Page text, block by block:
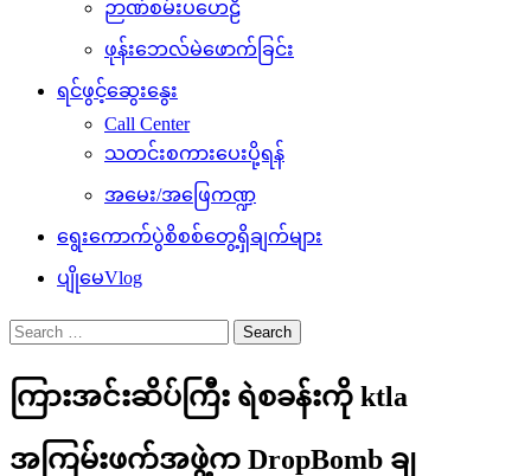
ဉာဏ်စမ်းပဟေဠိ
ဖုန်းဘေလ်မဲဖောက်ခြင်း
ရင်ဖွင့်ဆွေးနွေး
Call Center
သတင်းစကားပေးပို့ရန်
အမေး/အဖြေကဏ္ဍ
ရွေးကောက်ပွဲစိစစ်တွေ့ရှိချက်များ
ပျိုမေVlog
Search
for:
ကြားအင်းဆိပ်ကြီး ရဲစခန်းကို ktla
အကြမ်းဖက်အဖွဲ့က DropBomb ချ